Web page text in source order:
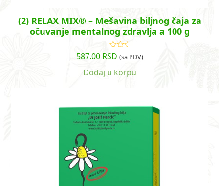
(2) RELAX MIX® – Mešavina biljnog čaja za
očuvanje mentalnog zdravlja a 100 g
Ocenjeno
sa4.89od
587.00 RSD (sa PDV)
Dodaj u korpu